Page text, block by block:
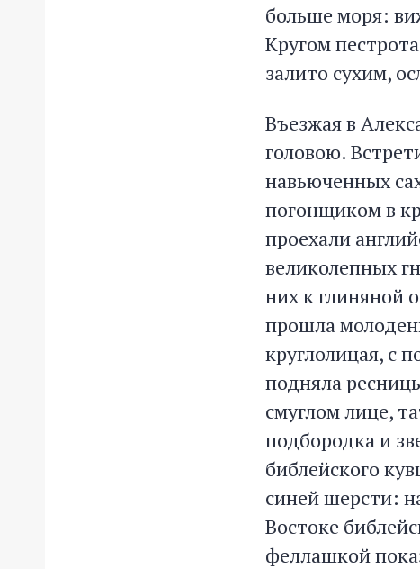
больше моря:
Кругом
залито сухим,
Въезжая в
головою.
навьюченных
погонщиком в
проехали
великолепных
них к глиняной
прошла
круглолицая, с
подняла
смуглом лице,
подбородка и
библейского
синей шерсти:
Востоке
феллашкой